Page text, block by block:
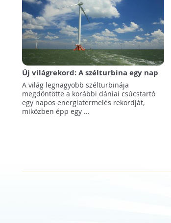
Új világrekord: A szélturbina egy nap
alatt 170.000 háztartás ellátásához
elegendő energiát termelt
A világ legnagyobb szélturbinája
megdöntötte a korábbi dániai csúcstartó
egy napos energiatermelés rekordját,
miközben épp egy ...